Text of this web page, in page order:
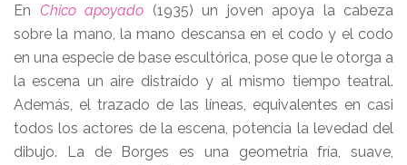
En Chico apoyado (1935) un joven apoya la cabeza
sobre la mano, la mano descansa en el codo y el codo
en una especie de base escultórica, pose que le otorga a
la escena un aire distraído y al mismo tiempo teatral.
Además, el trazado de las líneas, equivalentes en casi
todos los actores de la escena, potencia la levedad del
dibujo. La de Borges es una geometría fría, suave,